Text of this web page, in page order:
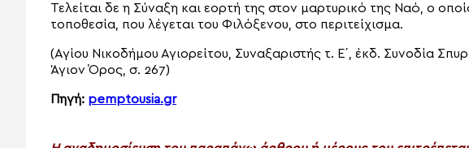
Τελείται δε η Σύναξη και εορτή της στον μαρτυρικό της Ναό, ο
τοποθεσία, που λέγεται του Φιλόξενου, στο περιτείχισμα.
(Αγίου Νικοδήμου Αγιορείτου, Συναξαριστής τ. Ε΄, έκδ. Συνοδία
Άγιον Όρος, σ. 267)
Πηγή: pemptousia.gr